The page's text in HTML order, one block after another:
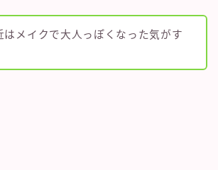
はメイクで大人っぽくなった気がす